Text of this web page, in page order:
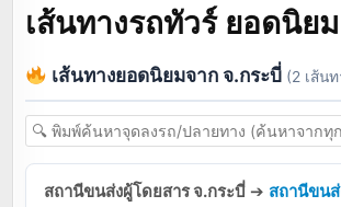
เส้นทางรถทัวร์ ยอดนิยม
เส้นทางยอดนิยมจาก จ.กระบี่ (2 เส้นท
สถานีขนส่งผู้โดยสาร จ.กระบี่ ➔ สถานีขน